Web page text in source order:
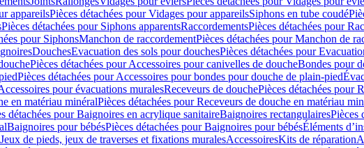
appareilsPièces détachées pour Vidages pour appareilsSiphons en tube coudé
Pièces détachées pour Siphons apparentsRaccordementsPièces détachées pour
pour SiphonsManchon de raccordementPièces détachées pour Manchon de
DouchesEvacuation des sols pour douchesPièces détachées pour
Pièces détachées pour Accessoires pour canivelles de doucheBondes pour
Pièces détachées pour Accessoires pour bondes pour douche de plain-pied
pour évacuations muralesReceveurs de douchePièces détachées pour
en matériau minéralPièces détachées pour Receveurs de douche en matériau
détachées pour Baignoires en acrylique sanitaireBaignoires rectangulairesPièces
Baignoires pour bébésPièces détachées pour Baignoires pour bébésÉléments
de pieds, jeux de traverses et fixations muralesAccessoiresKits de réparation